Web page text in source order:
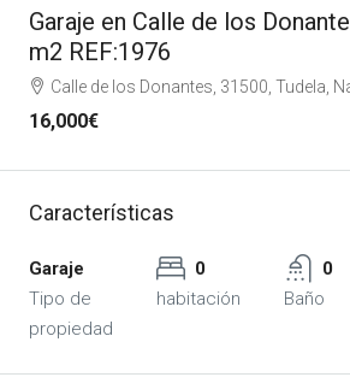
Garaje en Calle de los
m2 REF:1976
Calle de los Donantes, 31500, Tudela,
16,000€
Características
Garaje
Tipo de
propiedad
0
habitación
0
Baño